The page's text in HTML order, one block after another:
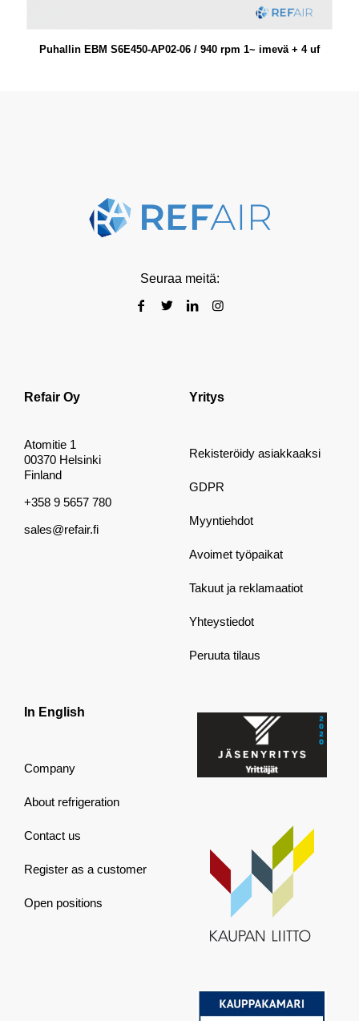
Puhallin EBM S6E450-AP02-06 / 940 rpm 1~ imevä + 4 uf
Seuraa meitä:
Refair Oy
Atomitie 1
00370 Helsinki
Finland
+358 9 5657 780
sales@refair.fi
Yritys
Rekisteröidy asiakkaaksi
GDPR
Myyntiehdot
Avoimet työpaikat
Takuut ja reklamaatiot
Yhteystiedot
Peruuta tilaus
In English
Company
About refrigeration
Contact us
Register as a customer
Open positions